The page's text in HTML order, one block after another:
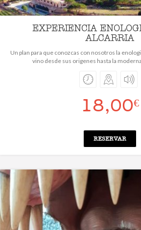
EXPERIENCIA
ALCARRIA
Un plan para que conozcas con nosotros la
vino desde sus origenes hasta la
18,00€
RESERVAR